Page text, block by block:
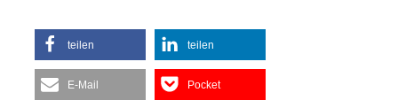
teilen teilen
E-Mail Pocket